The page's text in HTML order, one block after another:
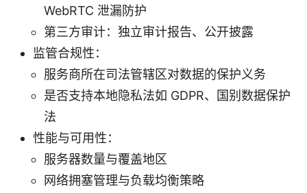
WebRTC 泄漏防护
第三方审计：独立审计报告、公开披露
监管合规性：
服务商所在司法管辖区对数据的保护义务
是否支持本地隐私法如 GDPR、国别数据保护
法
性能与可用性：
服务器数量与覆盖地区
网络拥塞管理与负载均衡策略